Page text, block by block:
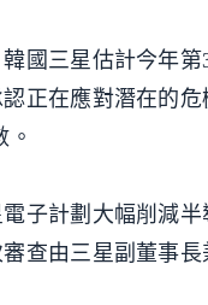
韓國三星估計今年
正在應對潛在的
子計劃大幅削減
查由三星副董事